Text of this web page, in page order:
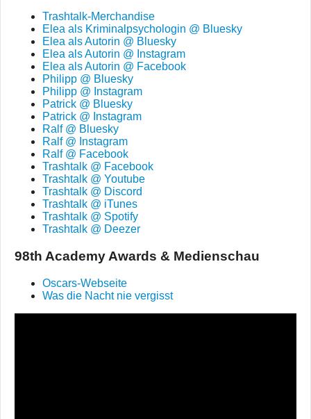
Trashtalk-Merchandise
Elea als Kriminalpsychologin @ Bluesky
Elea als Autorin @ Bluesky
Elea als Autorin @ Instagram
Elea als Autorin @ Facebook
Philipp @ Bluesky
Philipp @ Instagram
Patrick @ Bluesky
Patrick @ Instagram
Ralf @ Bluesky
Ralf @ Instagram
Ralf @ Facebook
Trashtalk @ Facebook
Trashtalk @ Youtube
Trashtalk @ Discord
Trashtalk @ iTunes
Trashtalk @ Spotify
Trashtalk @ Deezer
98th Academy Awards & Medienschau
Oscars-Webseite
Was die Nacht nie vergisst